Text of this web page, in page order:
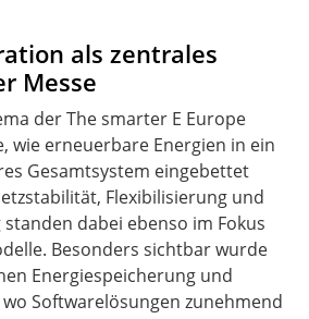
als zentrales
Messe
der The smarter E Europe
wie erneuerbare Energien in ein
Gesamtsystem eingebettet
Flexibilisierung und
dabei ebenso im Fokus
Besonders sichtbar wurde
Energiespeicherung und
Softwarelösungen zunehmend